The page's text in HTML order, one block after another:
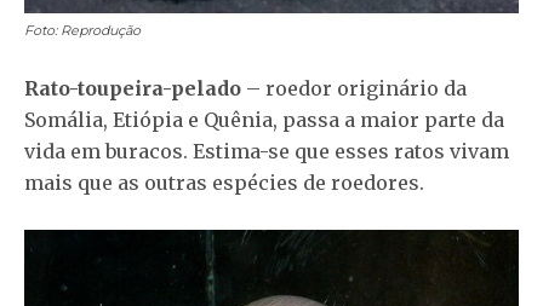
Foto: Reprodução
Rato-toupeira-pelado – roedor originário da
Somália, Etiópia e Quênia, passa a maior parte da
vida em buracos. Estima-se que esses ratos vivam
mais que as outras espécies de roedores.